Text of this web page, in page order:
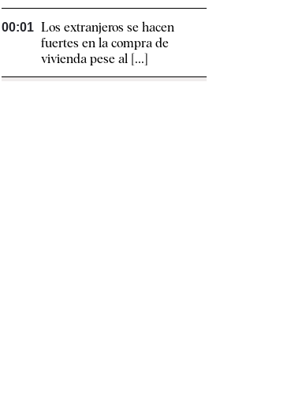
00:01 Los extranjeros se hacen
fuertes en la compra de
vivienda pese al [...]